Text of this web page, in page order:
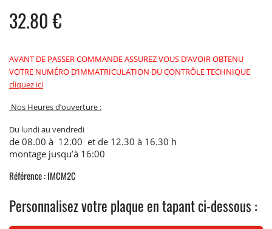
32.80€
AVANT DE PASSER COMMANDE ASSUREZ VOUS D’AVOIR OBTENU
VOTRE NUMÉRO D’IMMATRICULATION DU CONTRÔLE TECHNIQUE
cliquez ici
Nos Heures d’ouverture :
Du lundi au vendredi
de 08.00 à 12.00 et de 12.30 à 16.30 h
montage jusqu’à 16:00
Référence : IMCM2C
Personnalisez votre plaque en tapant ci-dessous :